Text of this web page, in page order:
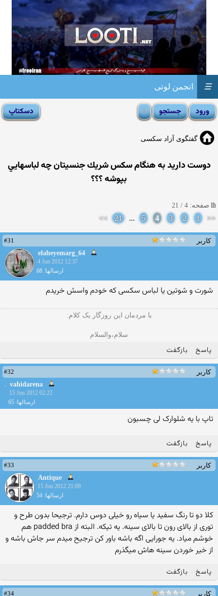
انجمن لوتی ☰
گفتگوی آزاد سکسی
دوست داريد به هنگام سكس شريك جنسيتان چه لباسهايي
بپوشه ؟؟؟
صفحه: 4 / 21
<<
1
2
3
4
5
...
21
>>
کاربر
#31
elaheyemarg_64
4 Jun 2012 12:37
ارسالها: 68
شورت و شوتین یا لباس سکسی که خودم واسش خریدم
با مردمان این روزگار یک کلام:
سلام،والسلام
پاسخ بازگفت
کاربر
#32
vahidarena
15 Jun 2012 02:22
ارسالها: 65
تاپ با یه شلوارک لی چسبون
پاسخ بازگفت
کاربر
#33
Antique
15 Jun 2012 21:09
ارسالها: 54
کلا دو تا رنگ سفید یا سیاه رو خیلی دوس دارم. ترجیحا بدون طرح و
توری از بالای رون تا بالای سینه. یه تیکه. البته از padded bra هم
خوشم میاد. یه جورایی اگه باشه باور کن ترجیح میدم سر جاش باشه و
از خیر خوردن سینه هاش میگذرم
پاسخ بازگفت
کاربر
#34